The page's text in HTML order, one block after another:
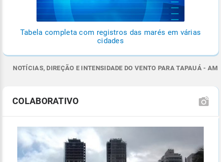
Tabela completa com registros das marés em várias
cidades
NOTÍCIAS, DIREÇÃO E INTENSIDADE DO VENTO PARA TAPAUÁ - AM
COLABORATIVO